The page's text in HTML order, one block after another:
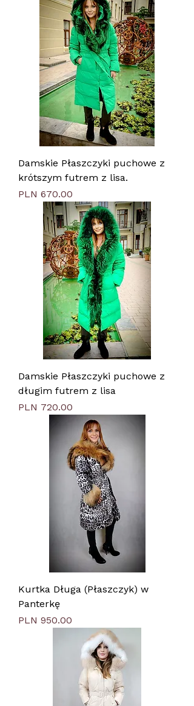
Damskie Płaszczyki puchowe z
krótszym futrem z lisa.
Price
PLN 670.00
Damskie Płaszczyki puchowe z
długim futrem z lisa
Price
PLN 720.00
Kurtka Długa (Płaszczyk) w
Panterkę
Price
PLN 950.00